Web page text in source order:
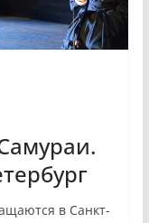
в Санкт-